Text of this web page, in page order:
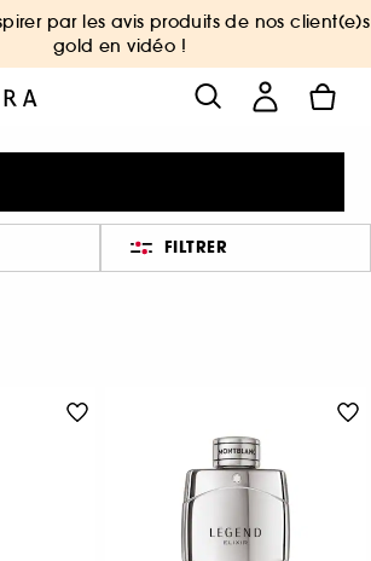
par les avis produits de nos client(e)s
gold en vidéo !
FILTRER